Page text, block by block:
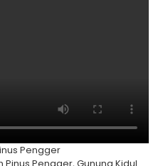
Pengger